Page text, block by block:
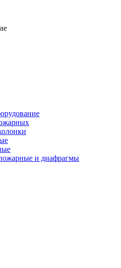
и диафрагмы